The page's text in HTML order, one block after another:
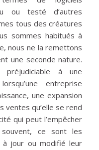
ou testé d’autres
tous des créatures
sommes habitués à
nous ne la remettons
une seconde nature.
à une
entreprise
une expansion
ventes qu’elle se rend
qui peut l’empêcher
ce sont les
à jour ou modifié leur